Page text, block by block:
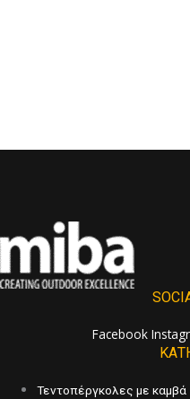
Facebook
Τεντοπέργκολες με καμβά